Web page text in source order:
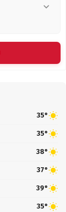
35°
35°
38°
37°
39°
35°